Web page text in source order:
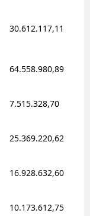
30.612.117,11
64.558.980,89
7.515.328,70
25.369.220,62
16.928.632,60
10.173.612,75